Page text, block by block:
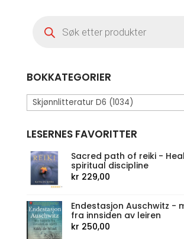
search
BOKKATEGORIER
LESERNES FAVORITTER
Sacred path of reiki -
spiritual discipline
kr 229,00
Endestasjon Auschwitz -
fra innsiden av leiren
kr 250,00